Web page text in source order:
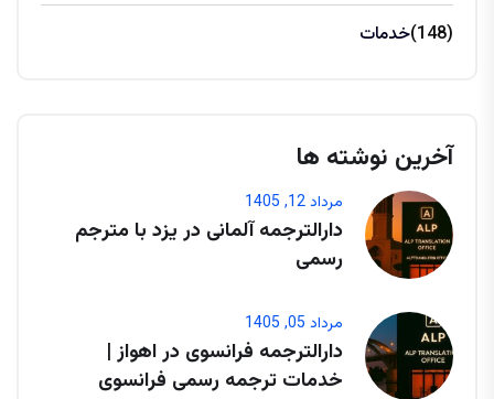
خدمات (148)
آخرین نوشته ها
مرداد 12, 1405
دارالترجمه آلمانی در یزد با مترجم
رسمی
مرداد 05, 1405
دارالترجمه فرانسوی در اهواز |
خدمات ترجمه رسمی فرانسوی